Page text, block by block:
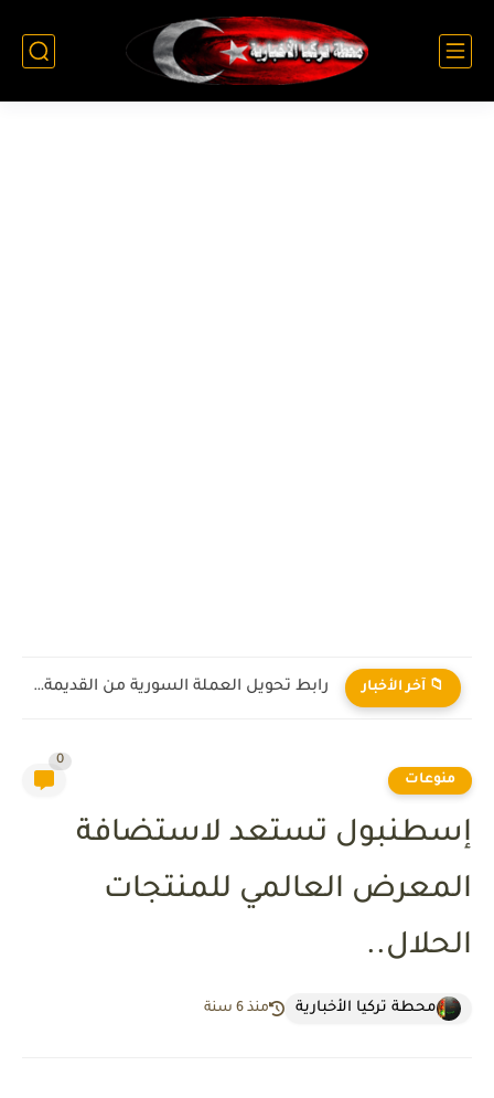
📁 آخر الأخبار رابط تحويل العملة السورية من القديمة إلى الجديدة 2026
منوعات
0
إسطنبول تستعد لاستضافة
المعرض العالمي للمنتجات
الحلال..
محطة تركيا الأخبارية منذ 6 سنة